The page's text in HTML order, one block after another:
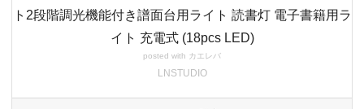
ト2段階調光機能付き譜面台用ライト 読書灯 電子書籍用ラ
イト 充電式 (18pcs LED)
posted with カエレバ
LNSTUDIO